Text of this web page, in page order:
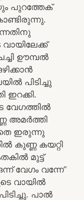
പുറത്തേക്
ഊമ്പൽ
പിടിച്ചു
ഇറക്കി.
വേഗത്തിൽ
അമർത്തി
ഇരുന്നു
കുണ്ണ കയറ്റി
മുട്ട്
വേഗം വന്നേ”
വായിൽ
പാൽ